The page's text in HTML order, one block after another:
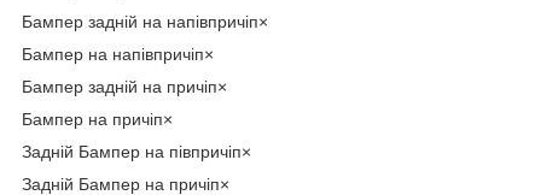
Бампер задній на напівпричіп×
Бампер на напівпричіп×
Бампер задній на причіп×
Бампер на причіп×
Задній Бампер на півпричіп×
Задній Бампер на причіп×